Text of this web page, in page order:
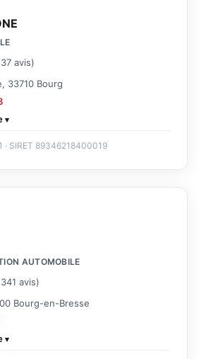
avis)
33710 Bourg
· SIRET 89346218400019
AUTOMOBILE
avis)
Bourg-en-Bresse